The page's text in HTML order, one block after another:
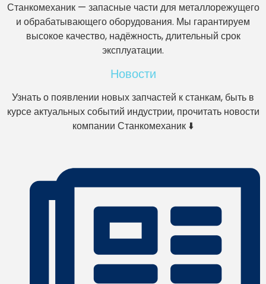
Станкомеханик — запасные части для металлорежущего
и обрабатывающего оборудования. Мы гарантируем
высокое качество, надёжность, длительный срок
эксплуатации.
Новости
Узнать о появлении новых запчастей к станкам, быть в
курсе актуальных событий индустрии, прочитать новости
компании Станкомеханик ⬇️